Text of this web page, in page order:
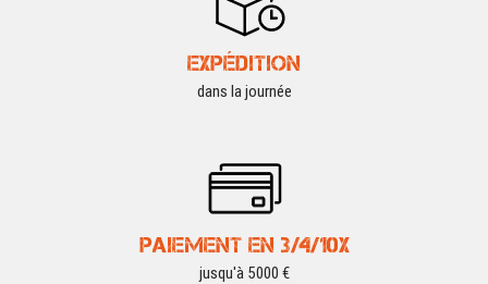
EXPÉDITION
dans la journée
PAIEMENT EN 3/4/10X
jusqu'à 5000 €